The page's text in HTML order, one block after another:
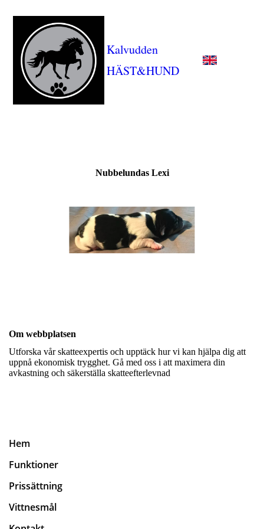
Kalvudden
HÄST&HUND
Nubbelundas Lexi
Om webbplatsen
Utforska vår skatteexpertis och upptäck hur vi kan hjälpa dig att
uppnå ekonomisk trygghet. Gå med oss i att maximera din
avkastning och säkerställa skatteefterlevnad
Hem
Funktioner
Prissättning
Vittnesmål